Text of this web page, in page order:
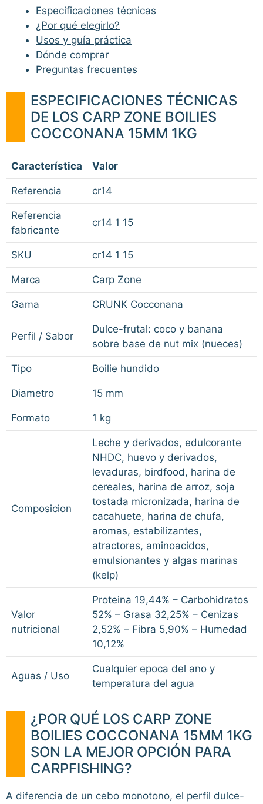
Especificaciones técnicas
¿Por qué elegirlo?
Usos y guía práctica
Dónde comprar
Preguntas frecuentes
ESPECIFICACIONES TÉCNICAS
DE LOS CARP ZONE BOILIES
COCCONANA 15MM 1KG
Característica Valor
Referencia cr14
Referencia
fabricante
cr14 1 15
SKU cr14 1 15
Marca Carp Zone
Gama CRUNK Cocconana
Perfil / Sabor
Dulce-frutal: coco y banana
sobre base de nut mix (nueces)
Tipo Boilie hundido
Diametro 15 mm
Formato 1 kg
Composicion
Leche y derivados, edulcorante
NHDC, huevo y derivados,
levaduras, birdfood, harina de
cereales, harina de arroz, soja
tostada micronizada, harina de
cacahuete, harina de chufa,
aromas, estabilizantes,
atractores, aminoacidos,
emulsionantes y algas marinas
(kelp)
Valor
nutricional
Proteina 19,44% – Carbohidratos
52% – Grasa 32,25% – Cenizas
2,52% – Fibra 5,90% – Humedad
10,12%
Aguas / Uso
Cualquier epoca del ano y
temperatura del agua
¿POR QUÉ LOS CARP ZONE
BOILIES COCCONANA 15MM 1KG
SON LA MEJOR OPCIÓN PARA
CARPFISHING?
A diferencia de un cebo monotono, el perfil dulce-